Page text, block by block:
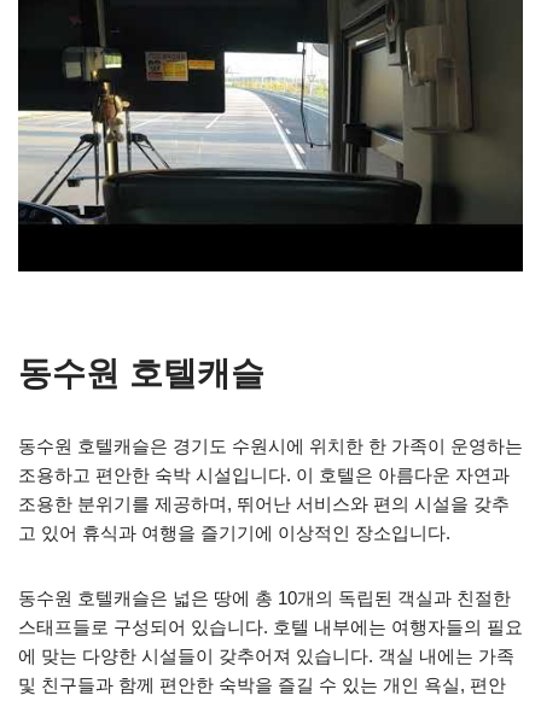
동수원 호텔캐슬
동수원 호텔캐슬은 경기도 수원시에 위치한 한 가족이 운영하는
조용하고 편안한 숙박 시설입니다. 이 호텔은 아름다운 자연과
조용한 분위기를 제공하며, 뛰어난 서비스와 편의 시설을 갖추
고 있어 휴식과 여행을 즐기기에 이상적인 장소입니다.
동수원 호텔캐슬은 넓은 땅에 총 10개의 독립된 객실과 친절한
스태프들로 구성되어 있습니다. 호텔 내부에는 여행자들의 필요
에 맞는 다양한 시설들이 갖추어져 있습니다. 객실 내에는 가족
및 친구들과 함께 편안한 숙박을 즐길 수 있는 개인 욕실, 편안